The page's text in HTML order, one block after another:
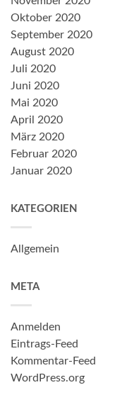
Oktober 2020
September 2020
August 2020
Juli 2020
Juni 2020
Mai 2020
April 2020
März 2020
Februar 2020
Januar 2020
KATEGORIEN
Allgemein
META
Anmelden
Eintrags-Feed
Kommentar-Feed
WordPress.org